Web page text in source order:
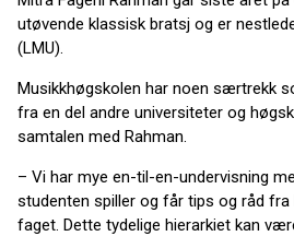
utøvende klassisk bratsj og er
(LMU).
Musikkhøgskolen har noen særtrekk
fra en del andre universiteter og
samtalen med Rahman.
– Vi har mye en-til-en-undervisning
studenten spiller og får tips og råd
faget. Dette tydelige hierarkiet kan